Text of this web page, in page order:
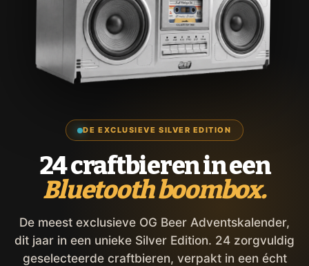
DE EXCLUSIEVE SILVER EDITION
24 craftbieren in een
Bluetooth boombox.
De meest exclusieve OG Beer Adventskalender,
dit jaar in een unieke Silver Edition. 24 zorgvuldig
geselecteerde craftbieren, verpakt in een écht